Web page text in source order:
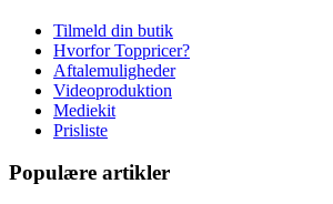
Tilmeld din butik
Hvorfor Toppricer?
Aftalemuligheder
Videoproduktion
Mediekit
Prisliste
Populære artikler